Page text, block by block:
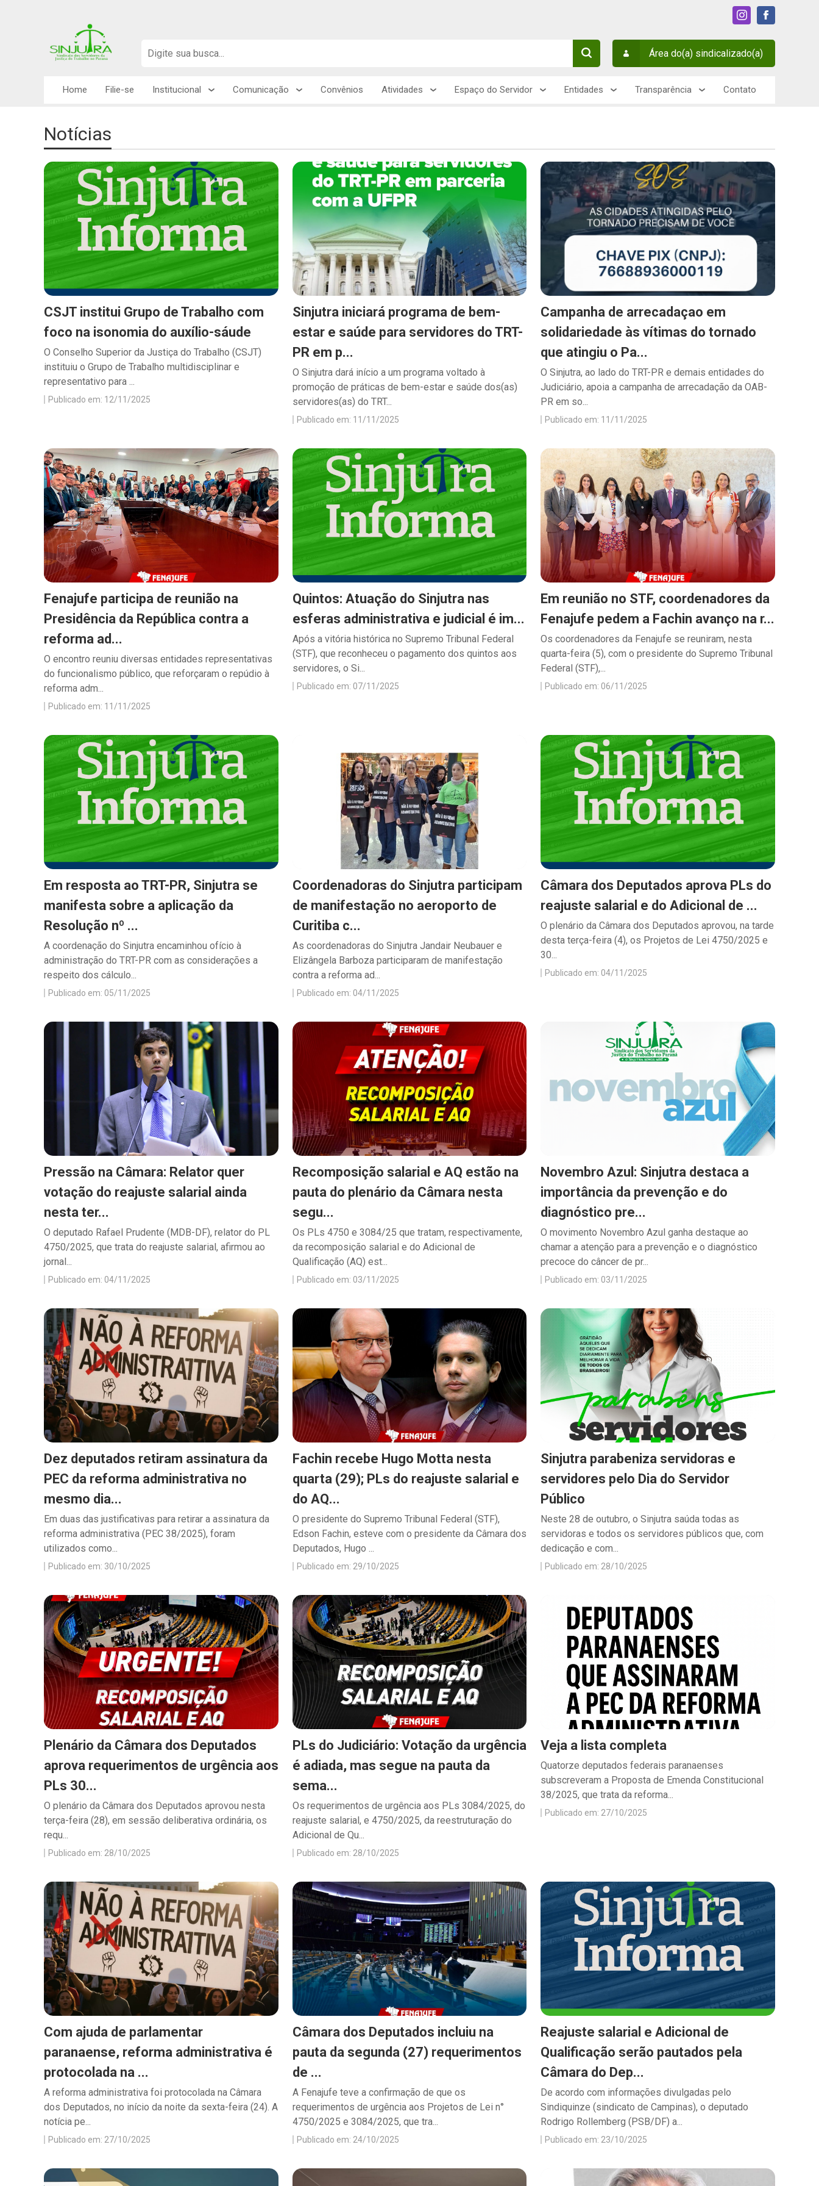
Área do(a) sindicalizado(a)
Home Filie-se Institucional Comunicação Convênios Atividades Espaço do Servidor Entidades Transparência Contato
Notícias
CSJT institui Grupo de Trabalho com
foco na isonomia do auxílio-sáude
O Conselho Superior da Justiça do Trabalho (CSJT)
instituiu o Grupo de Trabalho multidisciplinar e
representativo para ...
Publicado em: 12/11/2025
Sinjutra iniciará programa de bem-
estar e saúde para servidores do TRT-
PR em p...
O Sinjutra dará início a um programa voltado à
promoção de práticas de bem-estar e saúde dos(as)
servidores(as) do TRT...
Publicado em: 11/11/2025
Campanha de arrecadaçao em
solidariedade às vítimas do tornado
que atingiu o Pa...
O Sinjutra, ao lado do TRT-PR e demais entidades do
Judiciário, apoia a campanha de arrecadação da OAB-
PR em so...
Publicado em: 11/11/2025
Fenajufe participa de reunião na
Presidência da República contra a
reforma ad...
O encontro reuniu diversas entidades representativas
do funcionalismo público, que reforçaram o repúdio à
reforma adm...
Publicado em: 11/11/2025
Quintos: Atuação do Sinjutra nas
esferas administrativa e judicial é im...
Após a vitória histórica no Supremo Tribunal Federal
(STF), que reconheceu o pagamento dos quintos aos
servidores, o Si...
Publicado em: 07/11/2025
Em reunião no STF, coordenadores da
Fenajufe pedem a Fachin avanço na r...
Os coordenadores da Fenajufe se reuniram, nesta
quarta-feira (5), com o presidente do Supremo Tribunal
Federal (STF),...
Publicado em: 06/11/2025
Em resposta ao TRT-PR, Sinjutra se
manifesta sobre a aplicação da
Resolução nº ...
A coordenação do Sinjutra encaminhou ofício à
administração do TRT-PR com as considerações a
respeito dos cálculo...
Publicado em: 05/11/2025
Coordenadoras do Sinjutra participam
de manifestação no aeroporto de
Curitiba c...
As coordenadoras do Sinjutra Jandair Neubauer e
Elizângela Barboza participaram de manifestação
contra a reforma ad...
Publicado em: 04/11/2025
Câmara dos Deputados aprova PLs do
reajuste salarial e do Adicional de ...
O plenário da Câmara dos Deputados aprovou, na tarde
desta terça-feira (4), os Projetos de Lei 4750/2025 e
30...
Publicado em: 04/11/2025
Pressão na Câmara: Relator quer
votação do reajuste salarial ainda
nesta ter...
O deputado Rafael Prudente (MDB-DF), relator do PL
4750/2025, que trata do reajuste salarial, afirmou ao
jornal...
Publicado em: 04/11/2025
Recomposição salarial e AQ estão na
pauta do plenário da Câmara nesta
segu...
Os PLs 4750 e 3084/25 que tratam, respectivamente,
da recomposição salarial e do Adicional de
Qualificação (AQ) est...
Publicado em: 03/11/2025
Novembro Azul: Sinjutra destaca a
importância da prevenção e do
diagnóstico pre...
O movimento Novembro Azul ganha destaque ao
chamar a atenção para a prevenção e o diagnóstico
precoce do câncer de pr...
Publicado em: 03/11/2025
Dez deputados retiram assinatura da
PEC da reforma administrativa no
mesmo dia...
Em duas das justificativas para retirar a assinatura da
reforma administrativa (PEC 38/2025), foram
utilizados como...
Publicado em: 30/10/2025
Fachin recebe Hugo Motta nesta
quarta (29); PLs do reajuste salarial e
do AQ...
O presidente do Supremo Tribunal Federal (STF),
Edson Fachin, esteve com o presidente da Câmara dos
Deputados, Hugo ...
Publicado em: 29/10/2025
Sinjutra parabeniza servidoras e
servidores pelo Dia do Servidor
Público
Neste 28 de outubro, o Sinjutra saúda todas as
servidoras e todos os servidores públicos que, com
dedicação e com...
Publicado em: 28/10/2025
Plenário da Câmara dos Deputados
aprova requerimentos de urgência aos
PLs 30...
O plenário da Câmara dos Deputados aprovou nesta
terça-feira (28), em sessão deliberativa ordinária, os
requ...
Publicado em: 28/10/2025
PLs do Judiciário: Votação da urgência
é adiada, mas segue na pauta da
sema...
Os requerimentos de urgência aos PLs 3084/2025, do
reajuste salarial, e 4750/2025, da reestruturação do
Adicional de Qu...
Publicado em: 28/10/2025
Veja a lista completa
Quatorze deputados federais paranaenses
subscreveram a Proposta de Emenda Constitucional
38/2025, que trata da reforma...
Publicado em: 27/10/2025
Com ajuda de parlamentar
paranaense, reforma administrativa é
protocolada na ...
A reforma administrativa foi protocolada na Câmara
dos Deputados, no início da noite da sexta-feira (24). A
notícia pe...
Publicado em: 27/10/2025
Câmara dos Deputados incluiu na
pauta da segunda (27) requerimentos
de ...
A Fenajufe teve a confirmação de que os
requerimentos de urgência aos Projetos de Lei n°
4750/2025 e 3084/2025, que tra...
Publicado em: 24/10/2025
Reajuste salarial e Adicional de
Qualificação serão pautados pela
Câmara do Dep...
De acordo com informações divulgadas pelo
Sindiquinze (sindicato de Campinas), o deputado
Rodrigo Rollemberg (PSB/DF) a...
Publicado em: 23/10/2025